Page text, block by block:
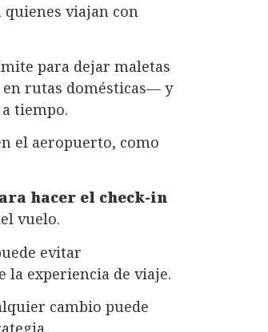
viajan con
para dejar maletas
rutas domésticas— y
tiempo.
el aeropuerto, como
hacer el check-in
vuelo.
evitar
experiencia de viaje.
cambio puede